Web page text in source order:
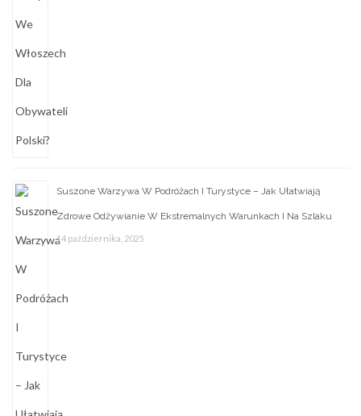
Suszone Warzywa W Podróżach I Turystyce – Jak Ułatwiają
Zdrowe Odżywianie W Ekstremalnych Warunkach I Na Szlaku
14 października, 2025